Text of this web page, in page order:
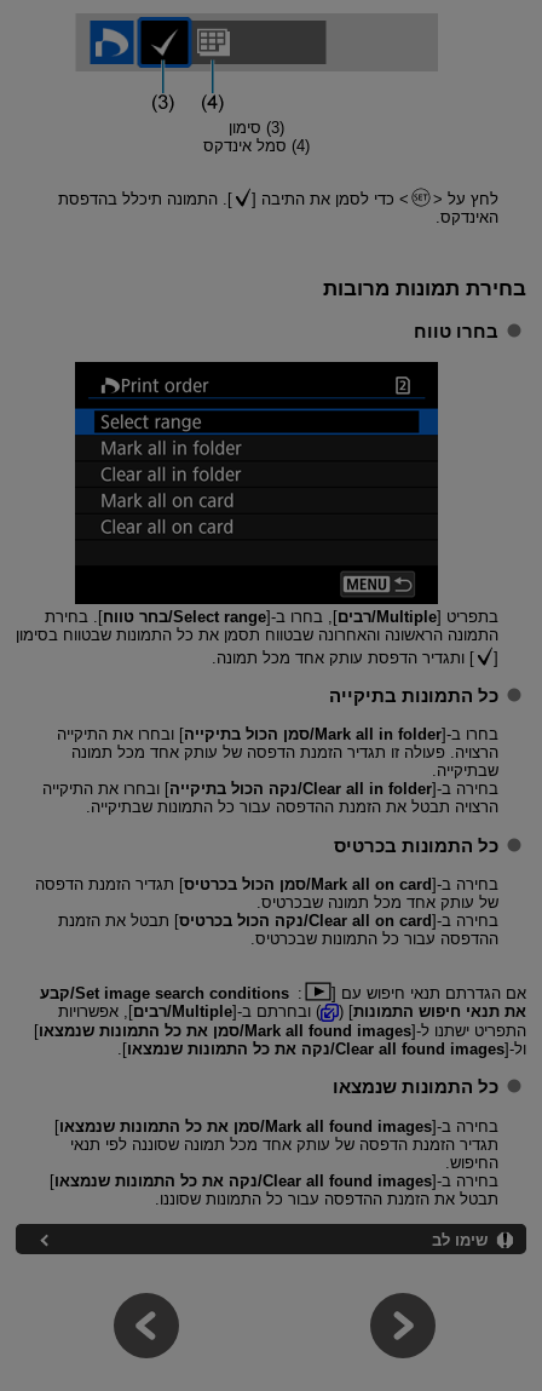
(3) סימון
(4) סמל אינדקס
לחץ על כדי לסמן את התיבה [
]. התמונה תיכלל בהדפסת
האינדקס.
בחירת תמונות מרובות
בחרו טווח
בתפריט [Multiple/רבים ], בחרו ב-[Select range/בחר טווח
]. בחירת
התמונה הראשונה והאחרונה שבטווח תסמן את כל התמונות שבטווח בסימון
[
] ותגדיר הדפסת עותק אחד מכל תמונה.
כל התמונות בתיקייה
בחרו ב-[Mark all in folder/סמן הכול בתיקייה
] ובחרו את התיקייה
הרצויה. פעולה זו תגדיר הזמנת הדפסה של עותק אחד מכל תמונה
שבתיקייה.
בחירה ב-[Clear all in folder/נקה הכול בתיקייה
] ובחרו את התיקייה
הרצויה תבטל את הזמנת ההדפסה עבור כל התמונות שבתיקייה.
כל התמונות בכרטיס
בחירה ב-[Mark all on card/סמן הכול בכרטיס
] תגדיר הזמנת הדפסה
של עותק אחד מכל תמונה שבכרטיס.
בחירה ב-[Clear all on card/נקה הכול בכרטיס
] תבטל את הזמנת
ההדפסה עבור כל התמונות שבכרטיס.
אם הגדרתם תנאי חיפוש עם [ :
Set image search conditions/קבע
את תנאי חיפוש התמונות] ( ) ובחרתם ב-[Multiple/רבים
], אפשרויות
התפריט ישתנו ל-[Mark all found images/סמן את כל התמונות שנמצאו
]
ול-[Clear all found images/נקה את כל התמונות שנמצאו ].
כל התמונות שנמצאו
בחירה ב-[Mark all found images/סמן את כל התמונות שנמצאו
]
תגדיר הזמנת הדפסה של עותק אחד מכל תמונה שסוננה לפי תנאי
החיפוש.
בחירה ב-[Clear all found images/נקה את כל התמונות שנמצאו
]
תבטל את הזמנת ההדפסה עבור כל התמונות שסוננו.
שימו לב